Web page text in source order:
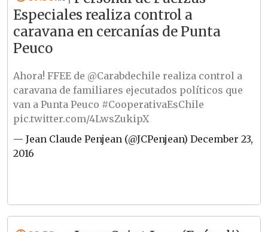
Especiales realiza control a
caravana en cercanías de Punta
Peuco
Ahora! FFEE de @Carabdechile realiza control a
caravana de familiares ejecutados políticos que
van a Punta Peuco #CooperativaEsChile
pic.twitter.com/4LwsZukipX
— Jean Claude Penjean (@JCPenjean) December 23,
2016